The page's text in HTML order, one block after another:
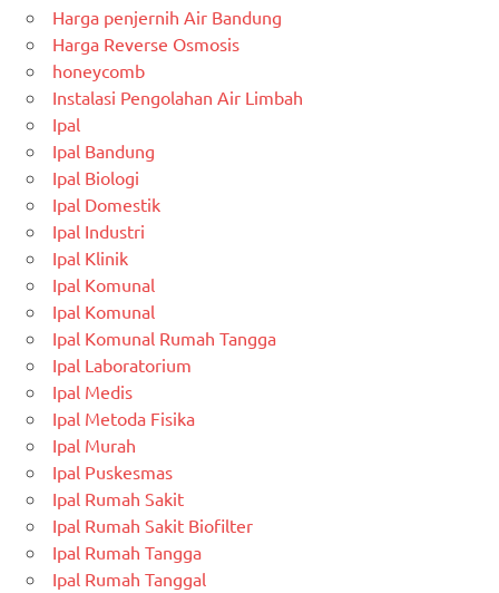
Harga penjernih Air Bandung
Harga Reverse Osmosis
honeycomb
Instalasi Pengolahan Air Limbah
Ipal
Ipal Bandung
Ipal Biologi
Ipal Domestik
Ipal Industri
Ipal Klinik
Ipal Komunal
Ipal Komunal
Ipal Komunal Rumah Tangga
Ipal Laboratorium
Ipal Medis
Ipal Metoda Fisika
Ipal Murah
Ipal Puskesmas
Ipal Rumah Sakit
Ipal Rumah Sakit Biofilter
Ipal Rumah Tangga
Ipal Rumah Tanggal